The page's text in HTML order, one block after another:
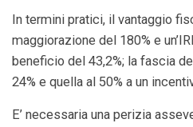
In termini pratici, il vantaggio
maggiorazione del 180% e
beneficio del 43,2%; la fascia
24% e quella al 50% a un
E’ necessaria una perizia